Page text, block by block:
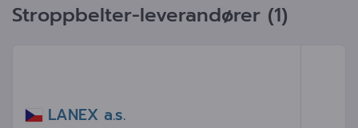
Stroppbelter-leverandører (1)
LANEX a.s.